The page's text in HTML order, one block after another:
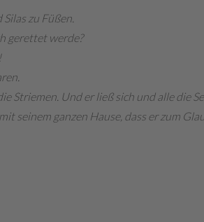
zu Füßen.
gerettet werde?
Striemen. Und er ließ sich und alle die
seinem ganzen Hause, dass er zum